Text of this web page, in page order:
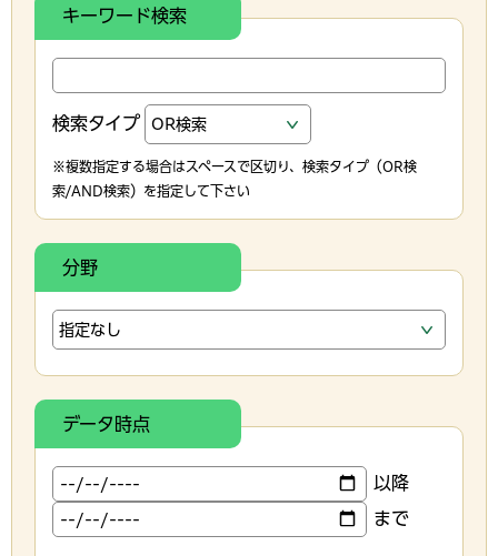
キーワード検索
検索タイプ
※複数指定する場合はスペースで区切り、検索タイプ（OR検
索/AND検索）を指定して下さい
分野
データ時点
以降
まで